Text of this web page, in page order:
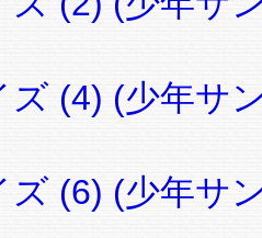
ズ (4) (少年サ
ズ (6) (少年サ